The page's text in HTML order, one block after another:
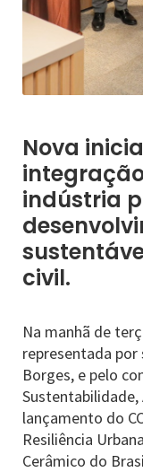
Nova
indústria
civil.
Na manhã de
representada
Borges, e pelo
Sustentabilidade,
lançamento do
Resiliência
Cerâmico do